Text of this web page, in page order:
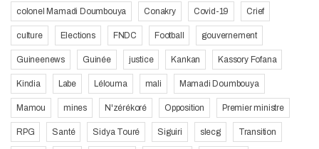
colonel Mamadi Doumbouya Conakry Covid-19 Crief
culture Elections FNDC Football gouvernement
Guineenews Guinée justice Kankan Kassory Fofana
Kindia Labe Lélouma mali Mamadi Doumbouya
Mamou mines N'zérékoré Opposition Premier ministre
RPG Santé Sidya Touré Siguiri slecg Transition